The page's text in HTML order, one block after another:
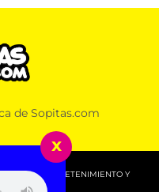
de Sopitas.com
ENTRETENIMIENTO Y
x